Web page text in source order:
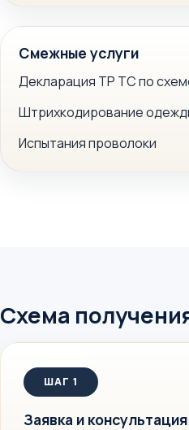
Смежные услуги
Декларация ТР ТС по
Штрихкодирование
Испытания проволоки
Схема
Заявка и консультация